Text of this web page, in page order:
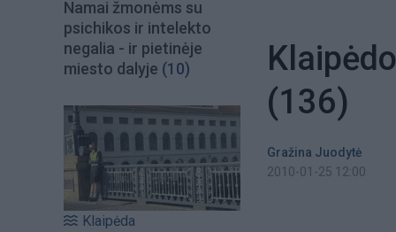
Namai žmonėms su
psichikos ir intelekto
negalia - ir pietinėje
miesto dalyje (10)
Klaipėda
(136)
Gražina Juodytė
2010-01-25 12:00